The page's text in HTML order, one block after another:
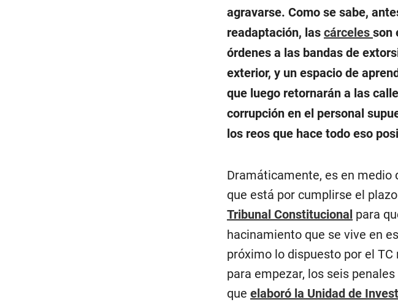
agravarse. Como se sabe,
readaptación, las cárceles son
órdenes a las bandas de
exterior, y un espacio de
que luego retornarán a las
corrupción en el personal
los reos que hace todo eso
Dramáticamente, es en medio
que está por cumplirse el
Tribunal Constitucional para
hacinamiento que se vive en
próximo lo dispuesto por el
para empezar, los seis
que elaboró la Unidad de